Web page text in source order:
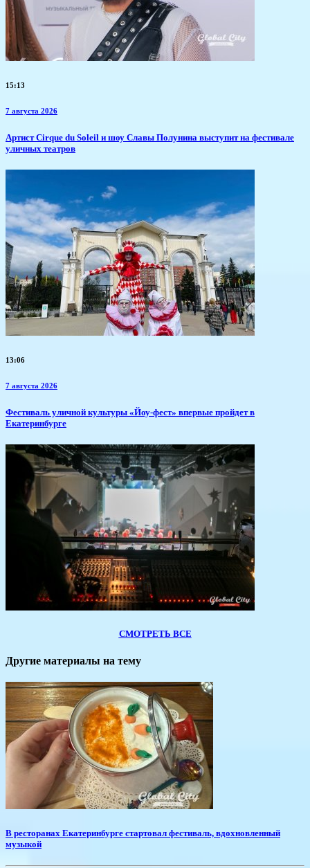
15:13
7 августа 2026
Артист Cirque du Soleil и шоу Славы Полунина выступит на фестивале
уличных театров
13:06
7 августа 2026
​Фестиваль уличной культуры «Йоу-фест» впервые пройдет в
Екатеринбурге
СМОТРЕТЬ ВСЕ
Другие материалы на тему
​В ресторанах Екатеринбурге стартовал фестиваль, вдохновленный
музыкой